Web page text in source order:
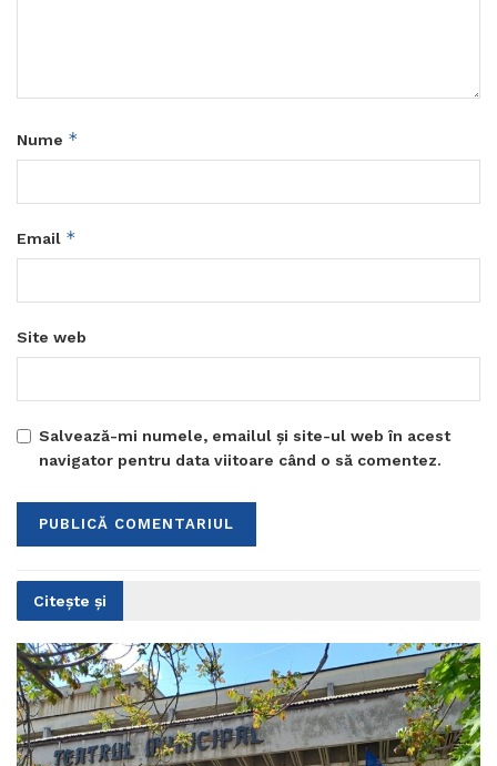
Nume *
Email *
Site web
Salvează-mi numele, emailul și site-ul web în acest
navigator pentru data viitoare când o să comentez.
Citește și